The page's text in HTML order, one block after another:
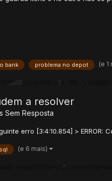
bank problema no depot (e 1
a resolver
Sem Resposta
erro [3:4:10.854] >
sql (e 6 mais)